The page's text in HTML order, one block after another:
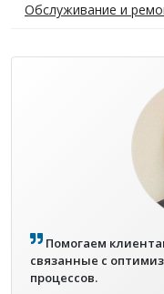
Обслуживание и
Помогаем
связанные с
процессов.